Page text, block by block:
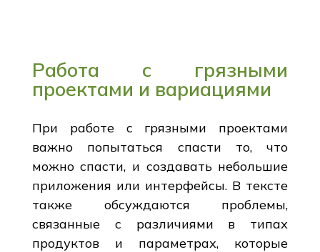
Работа с грязными
проектами и вариациями
При работе с грязными проектами
важно попытаться спасти то, что
можно спасти, и создавать небольшие
приложения или интерфейсы. В тексте
также обсуждаются проблемы,
связанные с различиями в типах
продуктов и параметрах, которые